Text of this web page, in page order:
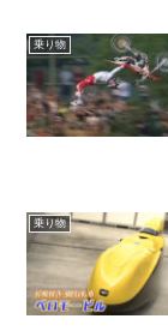
乗り物
乗り物